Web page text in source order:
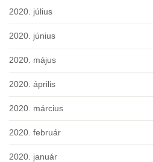
2020. július
2020. június
2020. május
2020. április
2020. március
2020. február
2020. január